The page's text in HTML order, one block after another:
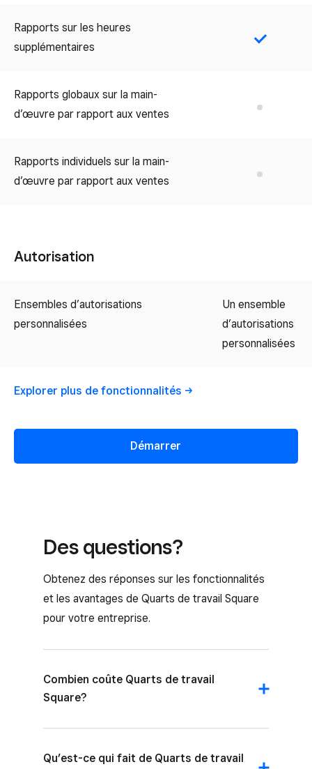
Rapports sur les heures
supplémentaires
Yes
Rapports globaux sur la main-
d’œuvre par rapport aux ventes
No
Rapports individuels sur la main-
d’œuvre par rapport aux ventes
No
Autorisation
Ensembles d’autorisations
personnalisées
Un ensemble
d’autorisations
personnalisées
Explorer plus de fonctionnalités →
Démarrer
Des questions?
Obtenez des réponses sur les fonctionnalités
et les avantages de Quarts de travail Square
pour votre entreprise.
Combien coûte Quarts de travail
Square?
Qu’est-ce qui fait de Quarts de travail